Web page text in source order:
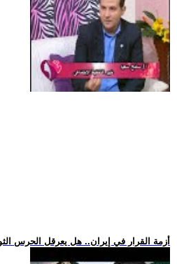
.. أزمة القرار في إيران.. هل يعرقل الحرس